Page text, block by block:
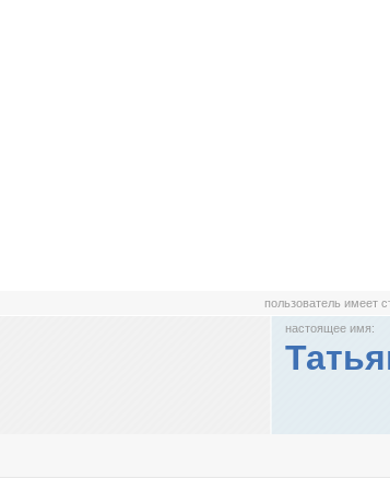
пользователь имеет
настоящее имя: